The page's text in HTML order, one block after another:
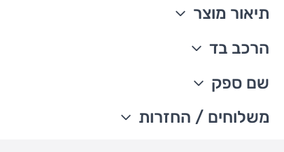
תיאור מוצר
נרכס מקדימה
כיסים קדמיים
חפת ריב 2X2
רקמת דינוזאור בחזה
הרכב בד
100% פוליאסטר פליז
ניתן לכבס במכונת כביסה
שם ספק
The William Carter's company
משלוחים / החזרות